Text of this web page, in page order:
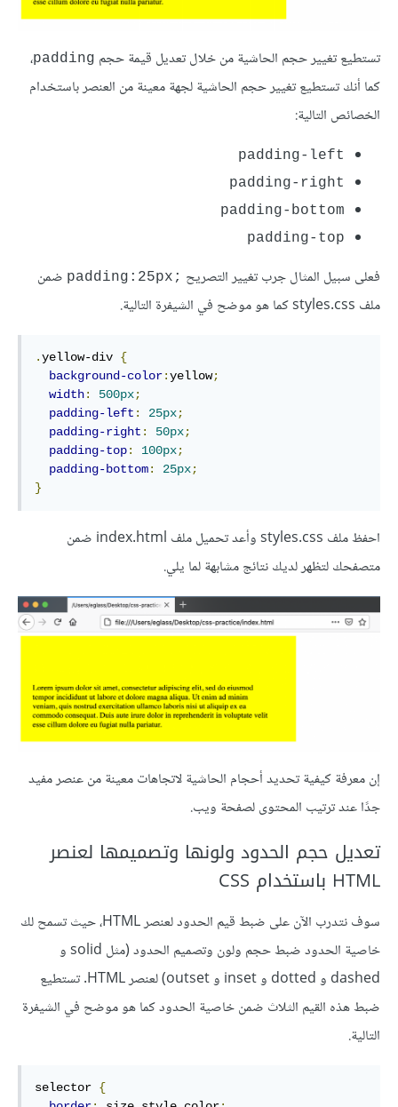
تستطيع تغيير حجم الحاشية من خلال تعديل قيمة حجم padding،
كما أنك تستطيع تغيير حجم الحاشية لجهة معينة من العنصر باستخدام
الخصائص التالية:
padding-left
padding-right
padding-bottom
padding-top
فعلى سبيل المثال جرب تغيير التصريح ;padding:25px
ضمن
ملف styles.css كما هو موضح في الشيفرة التالية.
.yellow-div {
background-color:yellow;
width: 500px;
padding-left : 25px;
padding-right : 50px;
padding-top: 100px;
padding-bottom: 25px;
}
احفظ ملف styles.css وأعد تحميل ملف index.html ضمن
متصفحك لتظهر لديك نتائج مشابهة لما يلي.
إن معرفة كيفية تحديد أحجام الحاشية لاتجاهات معينة من عنصر مفيد
جدًا عند ترتيب المحتوى لصفحة ويب.
تعديل حجم الحدود ولونها وتصميمها لعنصر
HTML باستخدام CSS
سوف نتدرب الآن على ضبط قيم الحدود لعنصر HTML، حيث تسمح لك
خاصية الحدود ضبط حجم ولون وتصميم الحدود (مثل solid و
dashed و dotted و inset و outset) لعنصر HTML. تستطيع
ضبط هذه القيم الثلاث ضمن خاصية الحدود كما هو موضح في الشيفرة
التالية.
selector {